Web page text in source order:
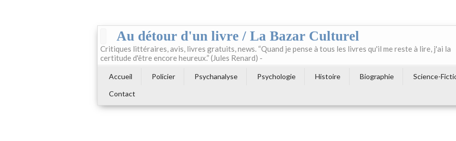
Au détour d'un livre / La Bazar Culturel
Critiques littéraires, avis, livres gratuits, news. “Quand je pense à tous les livres qu'il me reste à lire, j'ai la
certitude d'être encore heureux.” (Jules Renard) -
Accueil Policier Psychanalyse Psychologie Histoire Biographie Science-
Contact